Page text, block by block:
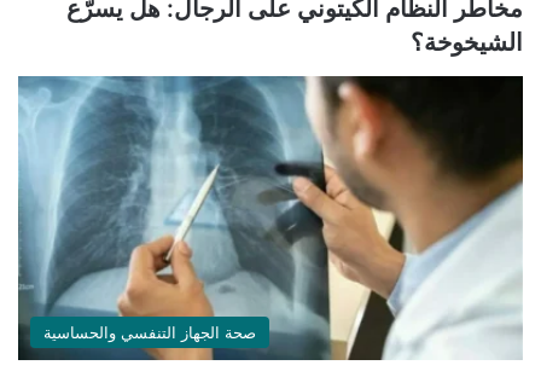
مخاطر النظام الكيتوني على الرجال: هل يسرّع
الشيخوخة؟
صحة الجهاز التنفسي والحساسية